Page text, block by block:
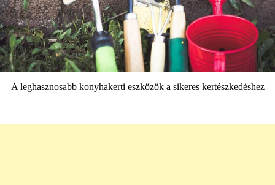
A leghasznosabb konyhakerti eszközök a sikeres kertészkedéshez